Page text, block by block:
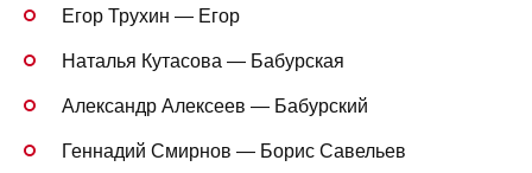
Егор Трухин — Егор
Наталья Кутасова — Бабурская
Александр Алексеев — Бабурский
Геннадий Смирнов — Борис Савельев